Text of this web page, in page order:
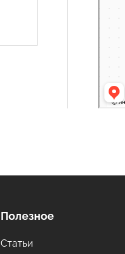
Полезное
Статьи